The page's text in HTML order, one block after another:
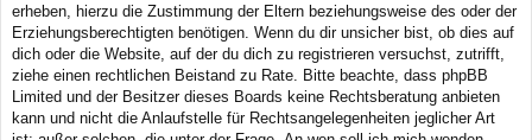
erheben, hierzu die Zustimmung der Eltern beziehungsweise des oder der
Erziehungsberechtigten benötigen. Wenn du dir unsicher bist, ob dies auf
dich oder die Website, auf der du dich zu registrieren versuchst, zutrifft,
ziehe einen rechtlichen Beistand zu Rate. Bitte beachte, dass phpBB
Limited und der Besitzer dieses Boards keine Rechtsberatung anbieten
kann und nicht die Anlaufstelle für Rechtsangelegenheiten jeglicher Art